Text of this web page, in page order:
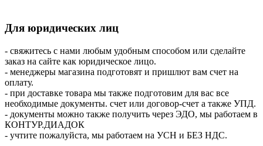
Для юридических лиц
- свяжитесь с нами любым удобным способом или сделайте
заказ на сайте как юридическое лицо.
- менеджеры магазина подготовят и пришлют вам счет на
оплату.
- при доставке товара мы также подготовим для вас все
необходимые документы. счет или договор-счет а также УПД.
- документы можно также получить через ЭДО, мы работаем в
КОНТУР.ДИАДОК
- учтите пожалуйста, мы работаем на УСН и БЕЗ НДС.